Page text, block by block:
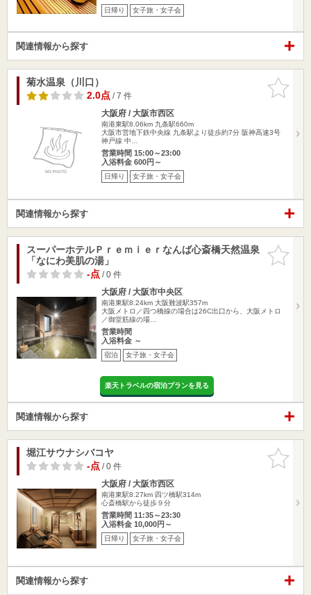
日帰り 女子旅・女子会
関連情報から探す
お気に入
りに追加
菊水温泉（川口）
2.0点/ 7 件
大阪府 / 大阪市西区
南港東駅8.06km 九条駅660m
大阪市営地下鉄中央線 九条駅より徒歩約7分 阪神高速3号
神戸線 中…
営業時間 15:00～23:00
入浴料金 600円～
日帰り 女子旅・女子会
関連情報から探す
お気に入
りに追加
スーパーホテルＰｒｅｍｉｅｒなんば心斎橋天然温泉
「なにわ美肌の湯」
-点/ 0 件
大阪府 / 大阪市中央区
南港東駅8.24km 大阪難波駅357m
大阪メトロ／四つ橋線の場合は26C出口から、大阪メトロ
／御堂筋線の場…
営業時間
入浴料金 ～
宿泊 女子旅・女子会
楽天トラベルの宿泊プランを見る
関連情報から探す
お気に入
りに追加
堀江サウナシバコヤ
-点/ 0 件
大阪府 / 大阪市西区
南港東駅8.27km 四ツ橋駅314m
心斎橋駅から徒歩９分
営業時間 11:35～23:30
入浴料金 10,000円～
日帰り 女子旅・女子会
関連情報から探す